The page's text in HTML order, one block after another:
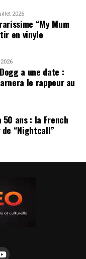
2026
“My Mum
en vinyle
a une date :
le rappeur au
ans : la French
de “Nightcall”